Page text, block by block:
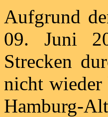
Aufgrund
09. Juni
Strecken
nicht wieder
Hamburg-